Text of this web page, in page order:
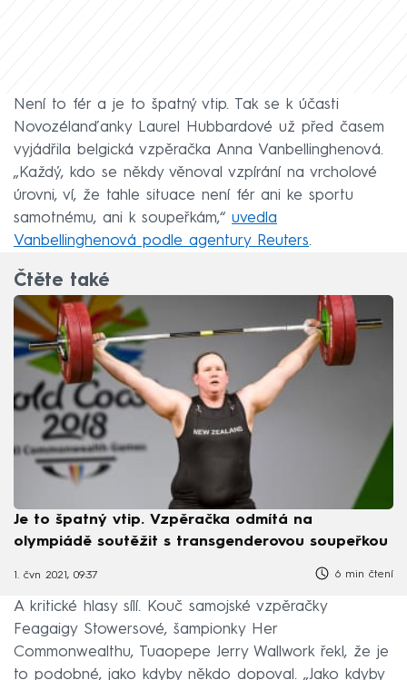
Není to fér a je to špatný vtip. Tak se k účasti
Novozélanďanky Laurel Hubbardové už před časem
vyjádřila belgická vzpěračka Anna Vanbellinghenová.
„Každý, kdo se někdy věnoval vzpírání na vrcholové
úrovni, ví, že tahle situace není fér ani ke sportu
samotnému, ani k soupeřkám,“ uvedla
Vanbellinghenová podle agentury Reuters.
Čtěte také
Je to špatný vtip. Vzpěračka odmítá na
olympiádě soutěžit s transgenderovou soupeřkou
1. čvn 2021, 09:37 6 min čtení
A kritické hlasy sílí. Kouč samojské vzpěračky
Feagaigy Stowersové, šampionky Her
Commonwealthu, Tuaopepe Jerry Wallwork řekl, že je
to podobné, jako kdyby někdo dopoval. „Jako kdyby